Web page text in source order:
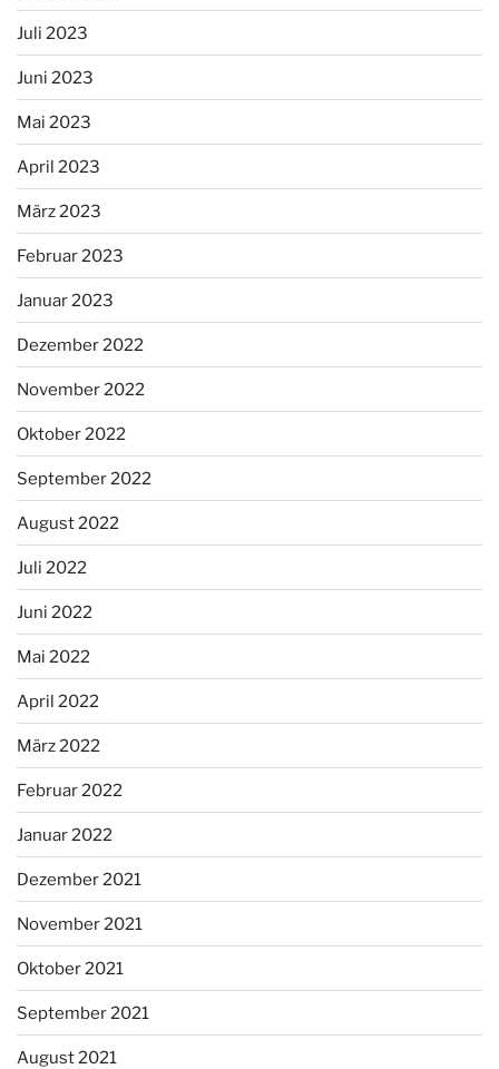
Juli 2023
Juni 2023
Mai 2023
April 2023
März 2023
Februar 2023
Januar 2023
Dezember 2022
November 2022
Oktober 2022
September 2022
August 2022
Juli 2022
Juni 2022
Mai 2022
April 2022
März 2022
Februar 2022
Januar 2022
Dezember 2021
November 2021
Oktober 2021
September 2021
August 2021